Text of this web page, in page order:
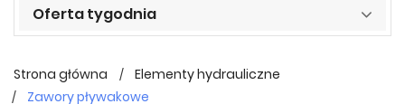
Oferta tygodnia
Strona główna
Elementy hydrauliczne
Zawory pływakowe